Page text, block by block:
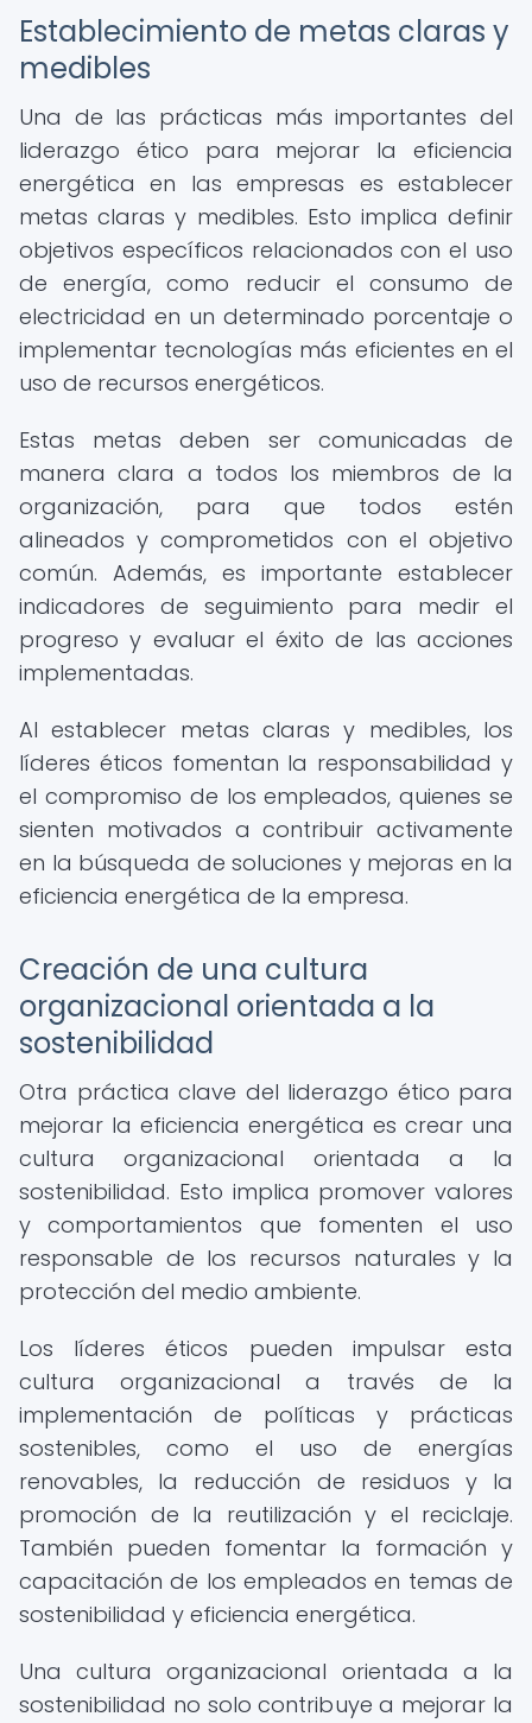
Establecimiento de metas claras y
medibles
Una de las prácticas más importantes del
liderazgo ético para mejorar la eficiencia
energética en las empresas es establecer
metas claras y medibles. Esto implica definir
objetivos específicos relacionados con el uso
de energía, como reducir el consumo de
electricidad en un determinado porcentaje o
implementar tecnologías más eficientes en el
uso de recursos energéticos.
Estas metas deben ser comunicadas de
manera clara a todos los miembros de la
organización, para que todos estén
alineados y comprometidos con el objetivo
común. Además, es importante establecer
indicadores de seguimiento para medir el
progreso y evaluar el éxito de las acciones
implementadas.
Al establecer metas claras y medibles, los
líderes éticos fomentan la responsabilidad y
el compromiso de los empleados, quienes se
sienten motivados a contribuir activamente
en la búsqueda de soluciones y mejoras en la
eficiencia energética de la empresa.
Creación de una cultura
organizacional orientada a la
sostenibilidad
Otra práctica clave del liderazgo ético para
mejorar la eficiencia energética es crear una
cultura organizacional orientada a la
sostenibilidad. Esto implica promover valores
y comportamientos que fomenten el uso
responsable de los recursos naturales y la
protección del medio ambiente.
Los líderes éticos pueden impulsar esta
cultura organizacional a través de la
implementación de políticas y prácticas
sostenibles, como el uso de energías
renovables, la reducción de residuos y la
promoción de la reutilización y el reciclaje.
También pueden fomentar la formación y
capacitación de los empleados en temas de
sostenibilidad y eficiencia energética.
Una cultura organizacional orientada a la
sostenibilidad no solo contribuye a mejorar la